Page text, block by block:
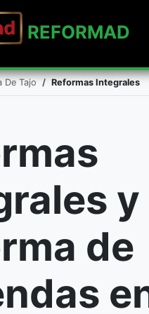
REFORMAD
De Tajo Reformas Integrales
y
de